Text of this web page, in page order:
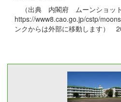
（出典 内閣府 ムーンショッ
https://www8.cao.go.jp/cstp/
ンクからは外部に移動します）